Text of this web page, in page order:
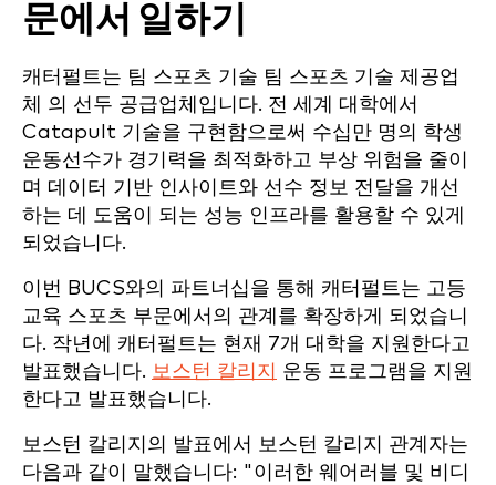
문에서 일하기
캐터펄트는 팀 스포츠 기술 팀 스포츠 기술 제공업
체 의 선두 공급업체입니다. 전 세계 대학에서
Catapult 기술을 구현함으로써 수십만 명의 학생
운동선수가 경기력을 최적화하고 부상 위험을 줄이
며 데이터 기반 인사이트와 선수 정보 전달을 개선
하는 데 도움이 되는 성능 인프라를 활용할 수 있게
되었습니다.
이번 BUCS와의 파트너십을 통해 캐터펄트는 고등
교육 스포츠 부문에서의 관계를 확장하게 되었습니
다. 작년에 캐터펄트는 현재 7개 대학을 지원한다고
발표했습니다. 보스턴 칼리지
운동 프로그램을 지원
한다고 발표했습니다.
보스턴 칼리지의 발표에서 보스턴 칼리지 관계자는
다음과 같이 말했습니다: "이러한 웨어러블 및 비디